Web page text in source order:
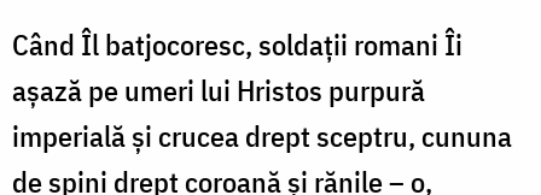
Când Îl batjocoresc, soldații romani Îi
așază pe umeri lui Hristos purpură
imperială și crucea drept sceptru, cununa
de spini drept coroană și rănile – o,